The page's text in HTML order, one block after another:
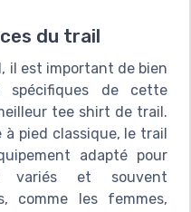
du trail
il est important de bien
spécifiques de cette
tee shirt de trail.
pied classique, le trail
adapté pour
variés et souvent
comme les femmes,